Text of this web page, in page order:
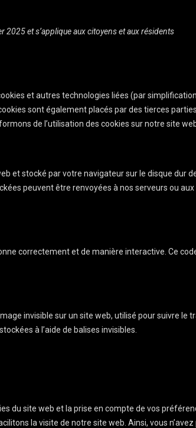
2025 et s’applique aux citoyens et aux résidents
et autres technologies liées (par
sont également placés par des tierces parties
de l’utilisation des cookies sur notre site
et stocké par votre navigateur sur le disque dur
peuvent être renvoyées à nos serveurs ou aux
correctement et de manière interactive. Ce
invisible sur un site web, utilisé pour suivre le
à l’aide de balises invisibles.
du site web et la prise en compte de vos
la visite de notre site web. Ainsi, vous n’avez